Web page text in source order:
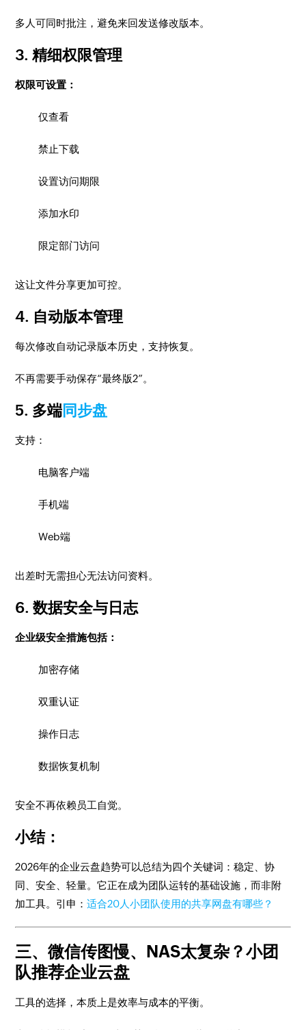
多人可同时批注，避免来回发送修改版本。
3. 精细权限管理
权限可设置：
仅查看
禁止下载
设置访问期限
添加水印
限定部门访问
这让文件分享更加可控。
4. 自动版本管理
每次修改自动记录版本历史，支持恢复。
不再需要手动保存“最终版2”。
5. 多端同步盘
支持：
电脑客户端
手机端
Web端
出差时无需担心无法访问资料。
6. 数据安全与日志
企业级安全措施包括：
加密存储
双重认证
操作日志
数据恢复机制
安全不再依赖员工自觉。
小结：
2026年的企业云盘趋势可以总结为四个关键词：稳定、协
同、安全、轻量。它正在成为团队运转的基础设施，而非附
加工具。引申：适合20人小团队使用的共享网盘有哪些？
三、微信传图慢、NAS太复杂？小团
队推荐企业云盘
工具的选择，本质上是效率与成本的平衡。